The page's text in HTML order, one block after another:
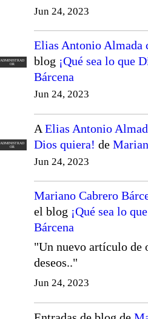
Jun 24, 2023
ADMINISTRAD
OR
Elias Antonio Almada
blog ¡Qué sea lo que
Bárcena
Jun 24, 2023
ADMINISTRAD
OR
A Elias Antonio
Dios quiera! de
Jun 24, 2023
Mariano Cabrero
el blog ¡Qué sea lo
Bárcena
"Un nuevo artículo de
deseos.."
Jun 24, 2023